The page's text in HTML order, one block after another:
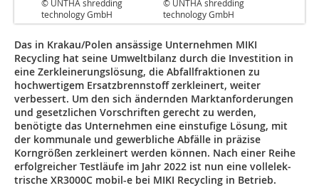
© UNTHA shredding
technology GmbH
© UNTHA shredding
technology GmbH
Das in Krakau/Polen ansässige Unternehmen MIKI
Recycling hat seine Umweltbilanz durch die Investition in
eine Zerkleinerungslösung, die Abfallfraktionen zu
hochwertigem Ersatzbrennstoff zerkleinert, weiter
verbessert. Um den sich ändernden Marktanforderungen
und gesetzlichen Vorschriften gerecht zu werden,
benötigte das Unternehmen eine einstufige Lösung, mit
der kommunale und gewerbliche Abfälle in präzise
Korngrößen zerkleinert werden können. Nach einer Reihe
erfolgreicher Testläufe im Jahr 2022 ist nun eine vollelek­
trische XR3000C mobil-e bei MIKI Recycling in Betrieb.